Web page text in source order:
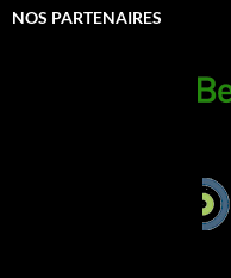
NOS PARTENAIRES